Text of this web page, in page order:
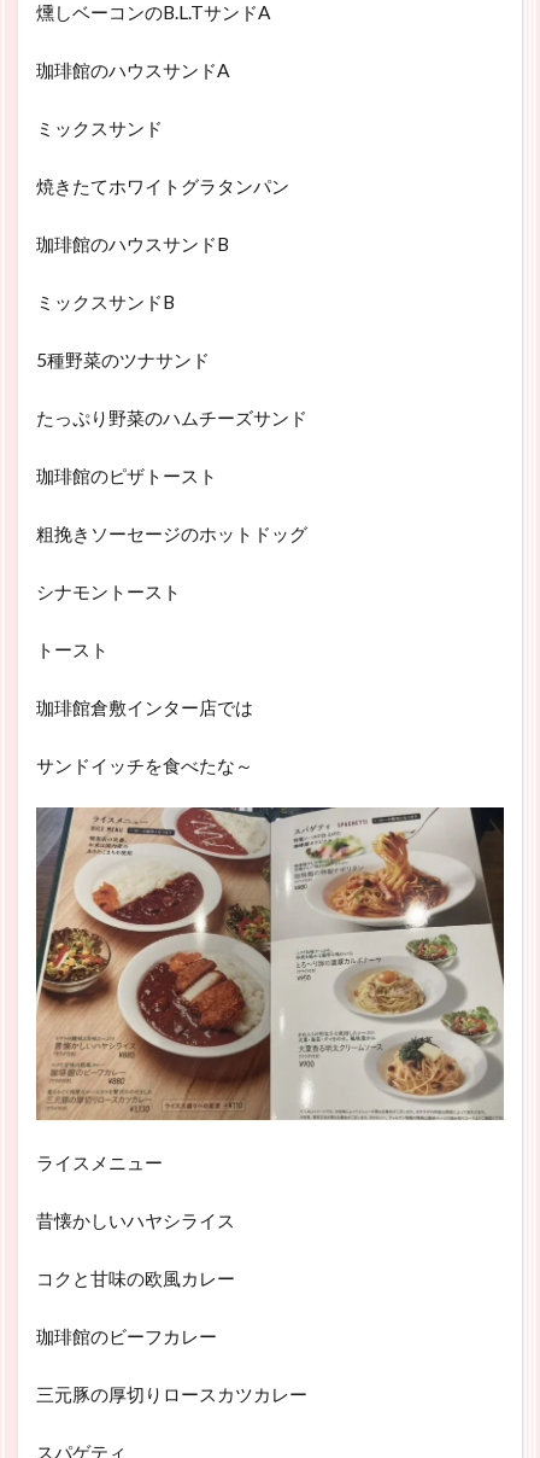
燻しベーコンのB.L.TサンドA
珈琲館のハウスサンドA
ミックスサンド
焼きたてホワイトグラタンパン
珈琲館のハウスサンドB
ミックスサンドB
5種野菜のツナサンド
たっぷり野菜のハムチーズサンド
珈琲館のピザトースト
粗挽きソーセージのホットドッグ
シナモントースト
トースト
珈琲館倉敷インター店では
サンドイッチを食べたな～
ライスメニュー
昔懐かしいハヤシライス
コクと甘味の欧風カレー
珈琲館のビーフカレー
三元豚の厚切りロースカツカレー
スパゲティ